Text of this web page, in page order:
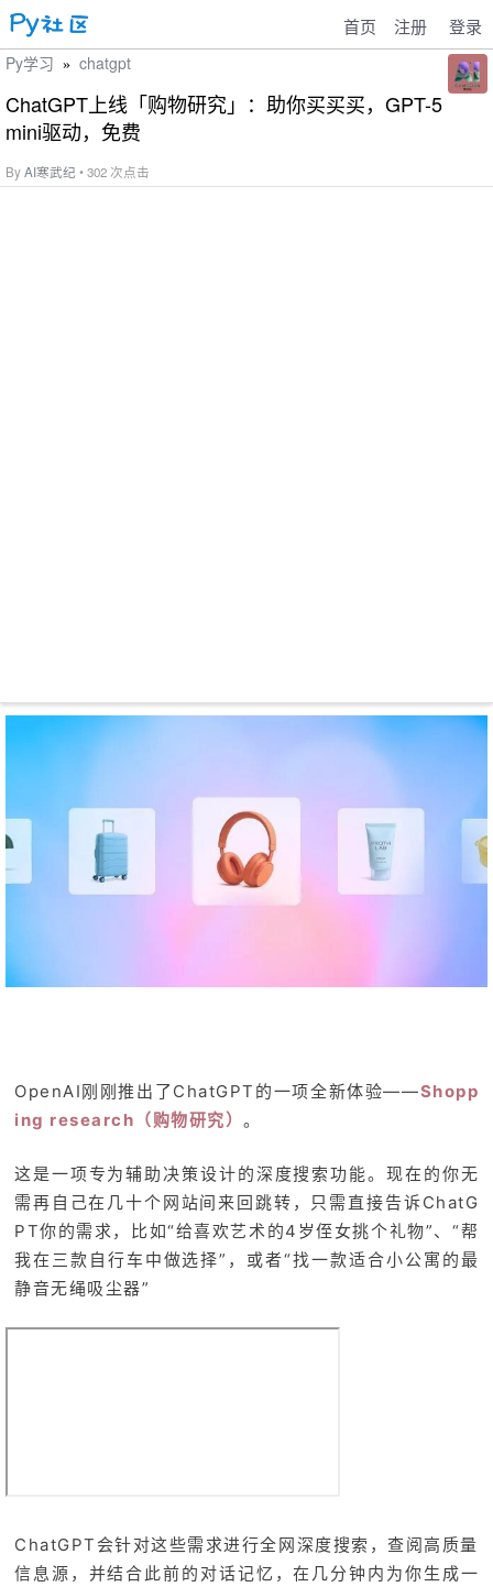
首页 注册 登录
Py学习 » chatgpt
ChatGPT上线「购物研究」：助你买买买，GPT-5
mini驱动，免费
ByAI寒武纪 • 302 次点击
OpenAI刚刚推出了ChatGPT的一项全新体验——Shopp
ing research（购物研究） 。
这是一项专为辅助决策设计的深度搜索功能。现在的你无
需再自己在几十个网站间来回跳转，只需直接告诉ChatG
PT你的需求，比如“给喜欢艺术的4岁侄女挑个礼物”、“帮
我在三款自行车中做选择”，或者“找一款适合小公寓的最
静音无绳吸尘器”
ChatGPT会针对这些需求进行全网深度搜索，查阅高质量
信息源，并结合此前的对话记忆，在几分钟内为你生成一